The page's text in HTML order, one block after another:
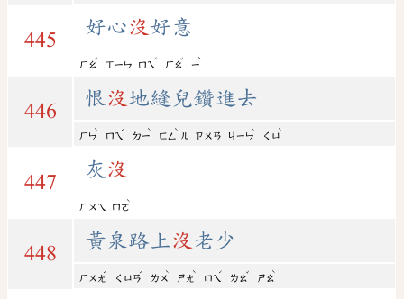
445
好心沒 好意
ㄏㄠ
ˇ
ㄒㄧㄣ ㄇㄟ
ˊ
ㄏㄠ
ˇ
ㄧ
ˋ
446
恨沒 地縫兒鑽進去
ㄏㄣ
ˋ
ㄇㄟ
ˊ
ㄉㄧ
ˋ
ㄈㄥ
ˋ
ㄦ ㄗㄨㄢ ㄐㄧㄣ
ˋ
ㄑㄩ
ˋ
447
灰 沒
ㄏㄨㄟ ㄇㄛ
ˋ
448
黃泉路上沒 老少
ㄏㄨㄤ
ˊ
ㄑㄩㄢ
ˊ
ㄌㄨ
ˋ
ㄕㄤ
ˋ
ㄇㄟ
ˊ
ㄌㄠ
ˇ
ㄕㄠ
ˋ